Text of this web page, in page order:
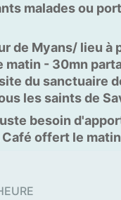
malades ou
de Myans/ lieu à
matin - 30mn
du sanctuaire
les saints de
besoin
offert le